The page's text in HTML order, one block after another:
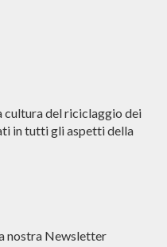
del riciclaggio dei
in tutti gli aspetti della
nostra Newsletter